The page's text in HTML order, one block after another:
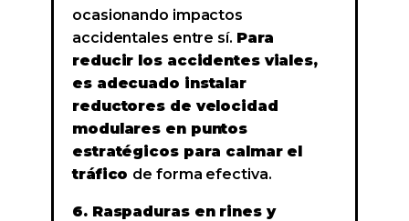
ocasionando impactos
accidentales entre sí. Para
reducir los accidentes viales,
es adecuado instalar
reductores de velocidad
modulares en puntos
estratégicos para calmar el
tráfico de forma efectiva.
6. Raspaduras en rines y